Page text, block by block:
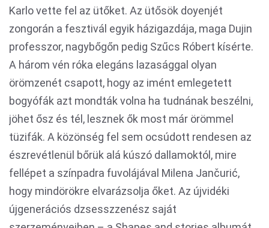
Karlo vette fel az ütőket. Az ütősök doyenjét
zongorán a fesztivál egyik házigazdája, maga Dujin
professzor, nagybőgőn pedig Szűcs Róbert kísérte.
A három vén róka elegáns lazasággal olyan
örömzenét csapott, hogy az imént emlegetett
bogyófák azt mondták volna ha tudnának beszélni,
jöhet ősz és tél, lesznek ők most már örömmel
tüzifák. A közönség fel sem ocsúdott rendesen az
észrevétlenül bőrük alá kúszó dallamoktól, mire
fellépet a színpadra fuvolájával Milena Jančurić,
hogy mindörökre elvarázsolja őket. Az újvidéki
újgenerációs dzsesszzenész saját